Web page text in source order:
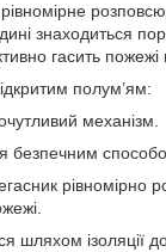
знаходиться
гасить пожежі
полум’ям:
механізм.
безпечним
рівномірно
шляхом ізоляції